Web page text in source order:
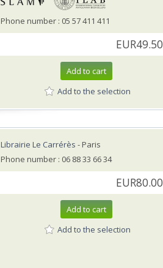
Phone number : 05 57 411 411
EUR49.50
Add to cart
Add to the selection
Librairie Le Carrérès - Paris
Phone number : 06 88 33 66 34
EUR80.00
Add to cart
Add to the selection